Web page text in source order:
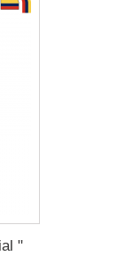
"